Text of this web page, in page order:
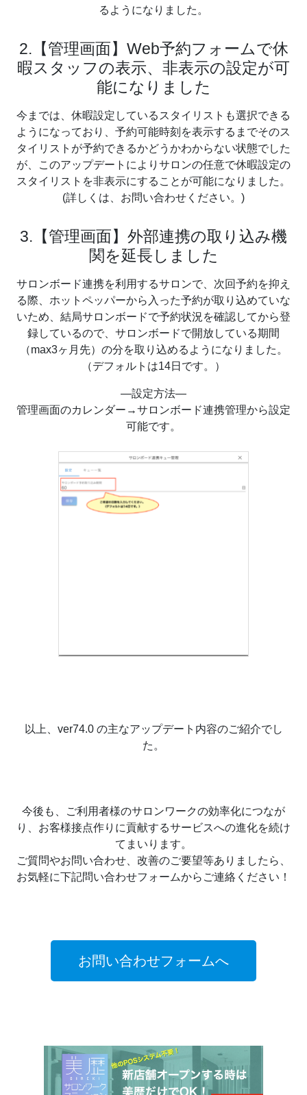
るようになりました。
2.【管理画面】Web予約フォームで休
暇スタッフの表示、非表示の設定が可
能になりました
今までは、休暇設定しているスタイリストも選択できる
ようになっており、予約可能時刻を表示するまでそのス
タイリストが予約できるかどうかわからない状態でした
が、このアップデートによりサロンの任意で休暇設定の
スタイリストを非表示にすることが可能になりました。
(詳しくは、お問い合わせください。)
3.【管理画面】外部連携の取り込み機
関を延長しました
サロンボード連携を利用するサロンで、次回予約を抑え
る際、ホットペッパーから入った予約が取り込めていな
いため、結局サロンボードで予約状況を確認してから登
録しているので、サロンボードで開放している期間
（max3ヶ月先）の分を取り込めるようになりました。
（デフォルトは14日です。）
—設定方法—
管理画面のカレンダー→サロンボード連携管理から設定
可能です。
以上、ver74.0 の主なアップデート内容のご紹介でし
た。
今後も、ご利用者様のサロンワークの効率化につなが
り、お客様接点作りに貢献するサービスへの進化を続け
てまいります。
ご質問やお問い合わせ、改善のご要望等ありましたら、
お気軽に下記問い合わせフォームからご連絡ください！
お問い合わせフォームへ